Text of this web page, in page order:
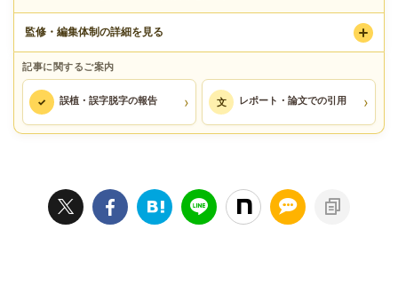
監修・編集体制の詳細を見る
記事に関するご案内
✓ 誤植・誤字脱字の報告 › 文 レポート・論文での引用 ›